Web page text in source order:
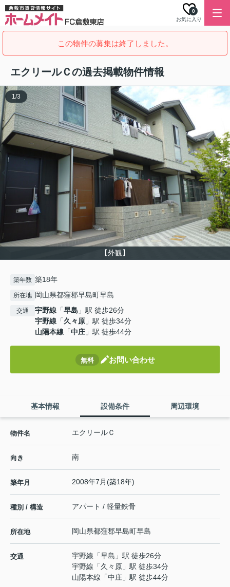
お気に入り
0
この物件の募集は終了しました。
エクリールＣの過去掲載物件情報
【外観】
1/3
築年数 築18年
所在地 岡山県都窪郡早島町早島
交通 宇野線 「早島 」駅 徒歩26分
宇野線 「久々原 」駅 徒歩34分
山陽本線 「中庄 」駅 徒歩44分
無料 お問い合わせ
基本情報 設備条件 周辺環境
物件名 エクリールＣ
向き 南
築年月 2008年7月(築18年)
種別 / 構造 アパート / 軽量鉄骨
所在地 岡山県都窪郡早島町早島
交通 宇野線 「早島 」駅 徒歩26分
宇野線 「久々原 」駅 徒歩34分
山陽本線 「中庄 」駅 徒歩44分